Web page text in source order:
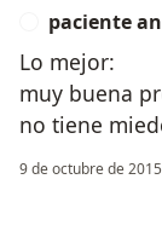
paciente
Lo mejor:
muy buena
no tiene
9 de octubre de 2015